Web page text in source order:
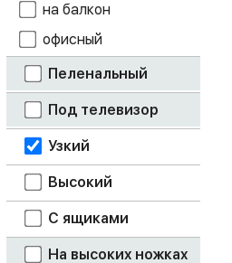
дуб крафт белый
дуб крафт серый
дуб смоки
дуб сонома
кенди
кофе с молоком
лоредо
на балкон
офисный
Пеленальный
Под телевизор
Узкий
Высокий
С ящиками
На высоких ножках